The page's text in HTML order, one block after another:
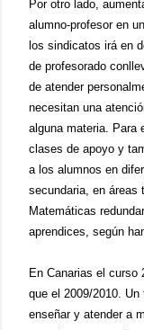
Por otro lado,
alumno-profesor en
los sindicatos irá en
de profesorado
de atender
necesitan una
alguna materia. Para
clases de apoyo y
a los alumnos en
secundaria, en áreas
Matemáticas
aprendices, según
En Canarias el curso
que el 2009/2010.
enseñar y atender a